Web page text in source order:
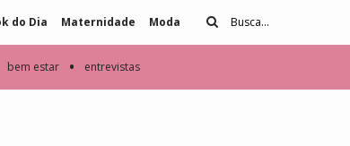
do Dia Maternidade Moda
bem estar • entrevistas